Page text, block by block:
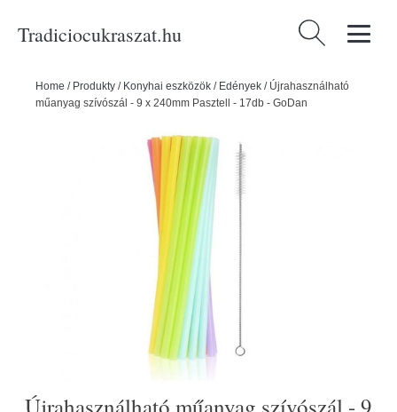
Tradiciocukraszat.hu Keresés:
Home / Produkty / Konyhai eszközök / Edények / Újrahasználható
műanyag szívószál - 9 x 240mm Pasztell - 17db - GoDan